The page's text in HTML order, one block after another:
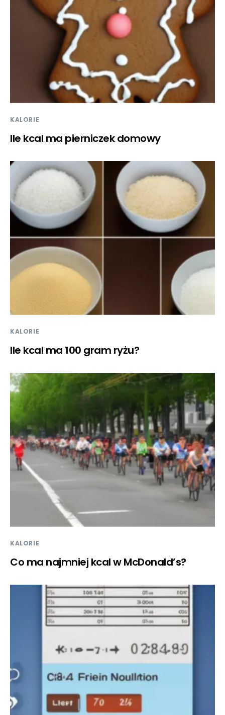
KALORIE
Ile kcal ma pierniczek domowy
KALORIE
Ile kcal ma 100 gram ryżu?
KALORIE
Co ma najmniej kcal w McDonald’s?